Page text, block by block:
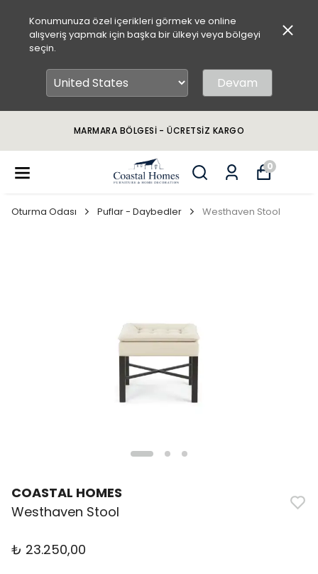
Konumunuza özel içerikleri görmek ve online
alışveriş yapmak için başka bir ülkeyi veya bölgeyi
seçin.
Devam
MARMARA BÖLGESİ - ÜCRETSİZ KARGO
0
Oturma Odası Puflar - Daybedler Westhaven Stool
COASTAL HOMES
Westhaven Stool
₺ 23.250,00